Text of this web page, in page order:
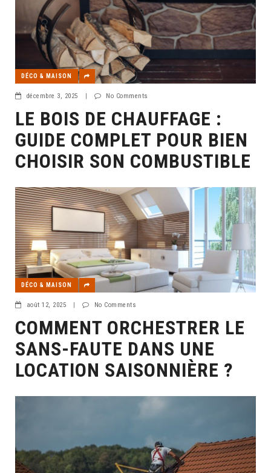
DÉCO & MAISON
décembre 3, 2025 | No Comments
LE BOIS DE CHAUFFAGE :
GUIDE COMPLET POUR BIEN
CHOISIR SON COMBUSTIBLE
DÉCO & MAISON
août 12, 2025 | No Comments
COMMENT ORCHESTRER LE
SANS-FAUTE DANS UNE
LOCATION SAISONNIÈRE ?